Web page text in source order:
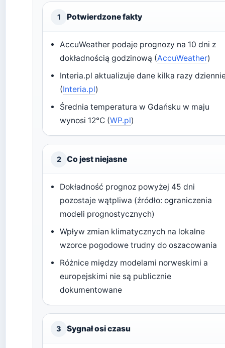
1 Potwierdzone fakty
AccuWeather podaje prognozy na 10 dni z
dokładnością godzinową (AccuWeather)
Interia.pl aktualizuje dane kilka razy
(Interia.pl)
Średnia temperatura w Gdańsku w maju
wynosi 12°C (WP.pl)
2 Co jest niejasne
Dokładność prognoz powyżej 45 dni
pozostaje wątpliwa (źródło: ograniczenia
modeli prognostycznych)
Wpływ zmian klimatycznych na lokalne
wzorce pogodowe trudny do oszacowania
Różnice między modelami norweskimi a
europejskimi nie są publicznie
dokumentowane
3 Sygnał osi czasu